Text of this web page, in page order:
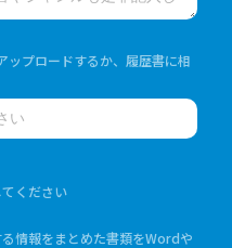
ップロードするか、履歴書に相
ください
情報をまとめた書類をWordや